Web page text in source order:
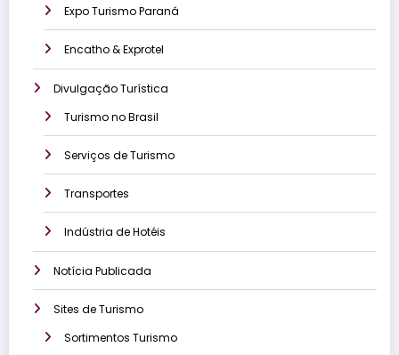
Expo Turismo Paraná
Encatho & Exprotel
Divulgação Turística
Turismo no Brasil
Serviços de Turismo
Transportes
Indústria de Hotéis
Notícia Publicada
Sites de Turismo
Sortimentos Turismo